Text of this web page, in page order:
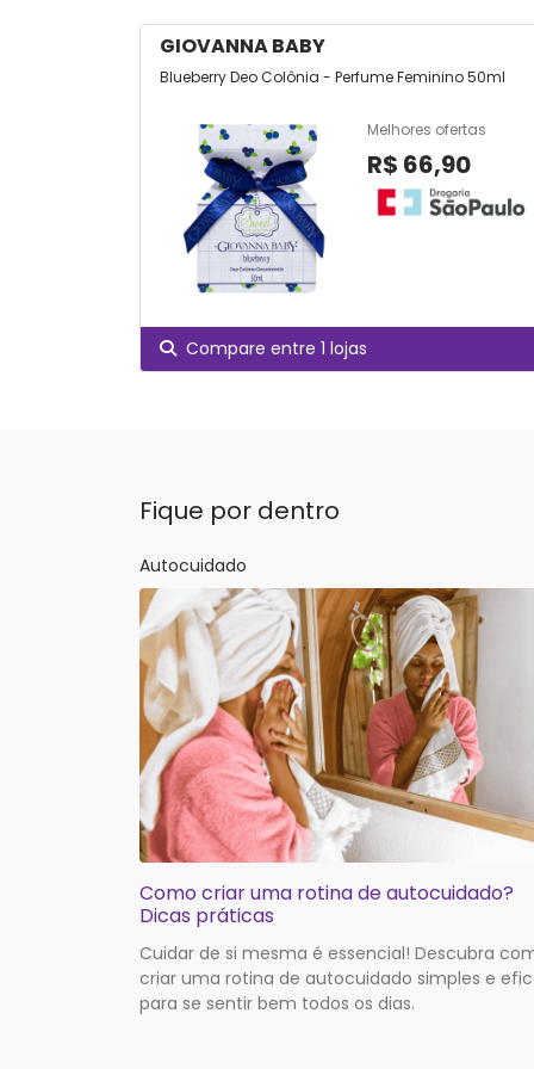
GIOVANNA BABY
Blueberry Deo Colônia - Perfume Feminino 50ml
Melhores ofertas
R$ 66,90
Compare entre 1 lojas
Fique por dentro
Autocuidado
Como criar uma rotina de autocuidado?
Dicas práticas
Cuidar de si mesma é essencial! Descubra
criar uma rotina de autocuidado simples e
para se sentir bem todos os dias.